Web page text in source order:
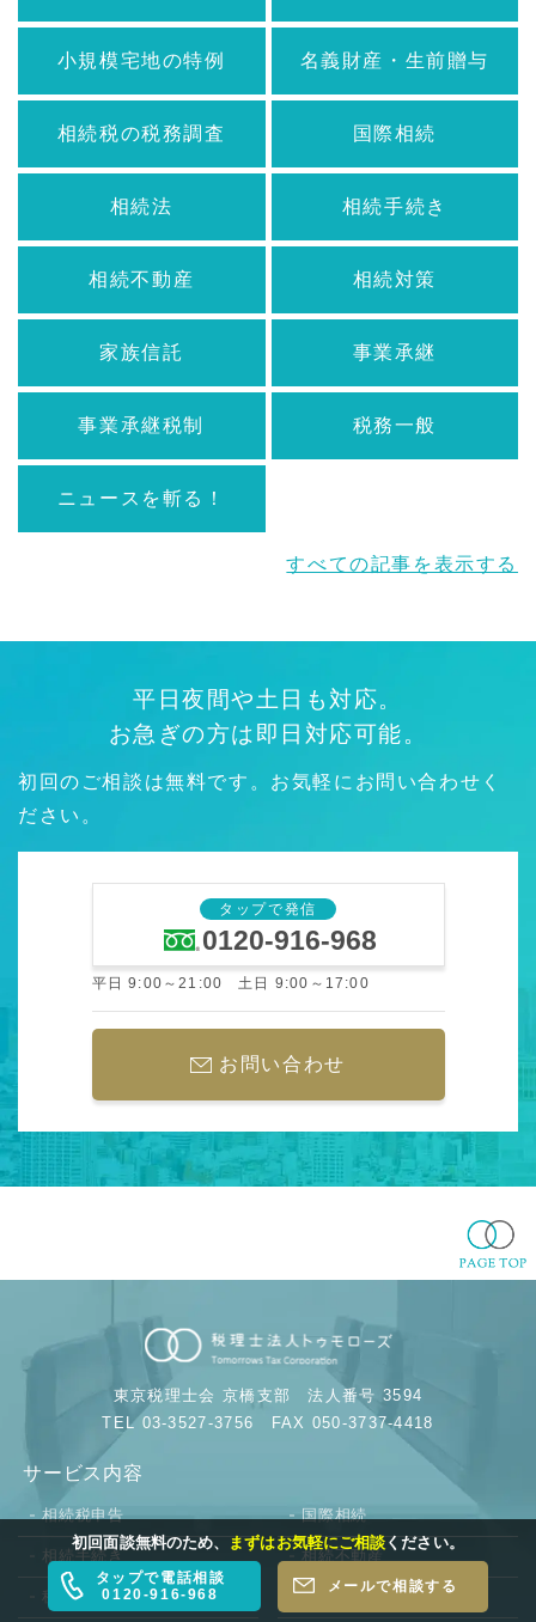
初回面談無料のため、まずはお気軽にご相談ください。
タップで電話相談
0120-916-968
メールで相談する
小規模宅地の特例 名義財産・生前贈与
相続税の税務調査 国際相続
相続法 相続手続き
相続不動産 相続対策
家族信託 事業承継
事業承継税制 税務一般
ニュースを斬る！
すべての記事を表示する
平日夜間や土日も対応。
お急ぎの方は即日対応可能。
初回のご相談は無料です。お気軽にお問い合わせく
ださい。
タップで発信
0120-916-968
平日 9:00～21:00 土日 9:00～17:00
お問い合わせ
東京税理士会 京橋支部法人番号 3594
TEL 03-3527-3756 FAX 050-3737-4418
サービス内容
相続税申告 国際相続
相続手続き 相続不動産
税理士の先生方へ 事業承継